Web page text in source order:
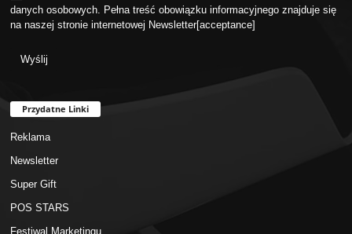
danych osobowych. Pełna treść obowiązku informacyjnego znajduje się
na naszej stronie internetowej Newsletter[acceptance]
Przydatne Linki
Reklama
Newsletter
Super Gift
POS STARS
Festiwal Marketingu